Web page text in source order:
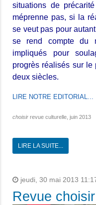
situations de
méprenne pas, si la
se veut pas pour
se rend compte du
impliqués pour
progrès réalisés sur le
deux siècles.
LIRE NOTRE EDITORIAL...
choisir revue culturelle, juin 2013
LIRE LA SUITE...
jeudi, 30 mai 2013
Revue